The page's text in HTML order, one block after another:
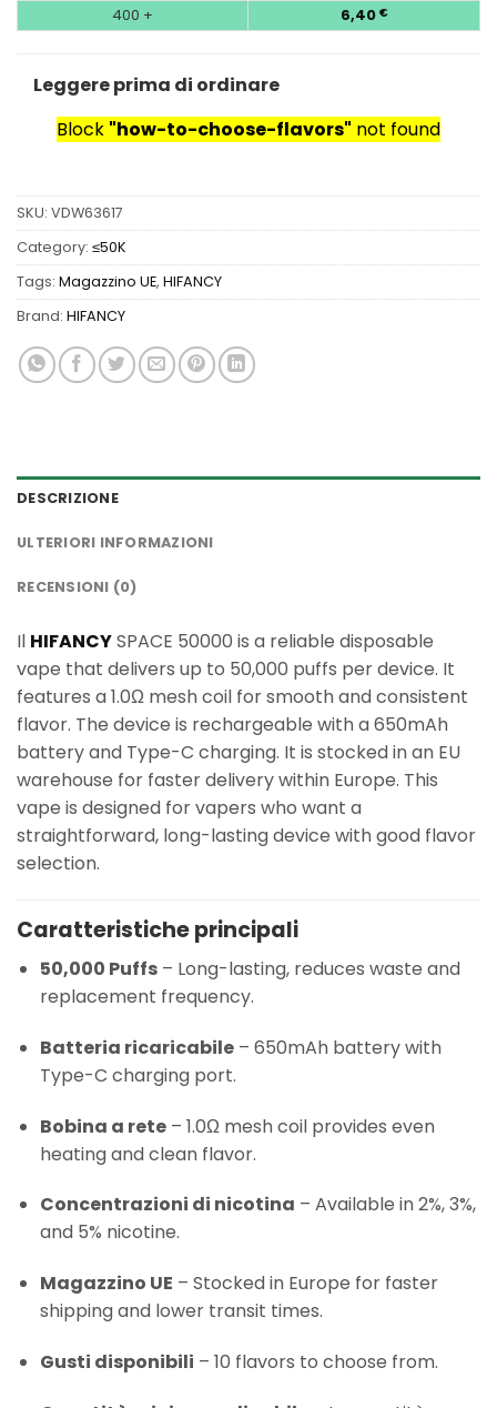
400 + 6,40 €
Leggere prima di ordinare
Block "how-to-choose-flavors" not found
SKU: VDW63617
Category: ≤50K
Tags: Magazzino UE, HIFANCY
Brand: HIFANCY
DESCRIZIONE
ULTERIORI INFORMAZIONI
RECENSIONI (0)
Il HIFANCYSPACE 50000 is a reliable disposable
vape that delivers up to 50,000 puffs per device. It
features a 1.0Ω mesh coil for smooth and consistent
flavor. The device is rechargeable with a 650mAh
battery and Type-C charging. It is stocked in an EU
warehouse for faster delivery within Europe. This
vape is designed for vapers who want a
straightforward, long-lasting device with good flavor
selection.
Caratteristiche principali
50,000 Puffs– Long-lasting, reduces waste and
replacement frequency.
Batteria ricaricabile– 650mAh battery with
Type-C charging port.
Bobina a rete– 1.0Ω mesh coil provides even
heating and clean flavor.
Concentrazioni di nicotina – Available in 2%, 3%,
and 5% nicotine.
Magazzino UE – Stocked in Europe for faster
shipping and lower transit times.
Gusti disponibili – 10 flavors to choose from.